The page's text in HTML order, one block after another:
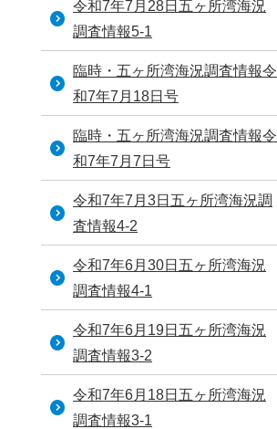
令和7年7月28日五ヶ所湾海況
調査情報5-1
臨時・五ヶ所湾海況調査情報令
和7年7月18日号
臨時・五ヶ所湾海況調査情報令
和7年7月7日号
令和7年7月3日五ヶ所湾海況調
査情報4-2
令和7年6月30日五ヶ所湾海況
調査情報4-1
令和7年6月19日五ヶ所湾海況
調査情報3-2
令和7年6月18日五ヶ所湾海況
調査情報3-1